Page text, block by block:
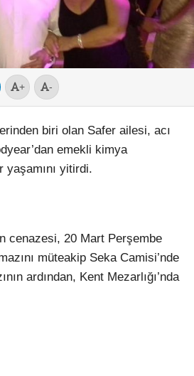
+ -
biri olan Safer ailesi, acı
emekli kimya
yaşamını yitirdi.
cenazesi, 20 Mart Perşembe
müteakip Seka Camisi’nde
ardından, Kent Mezarlığı’nda